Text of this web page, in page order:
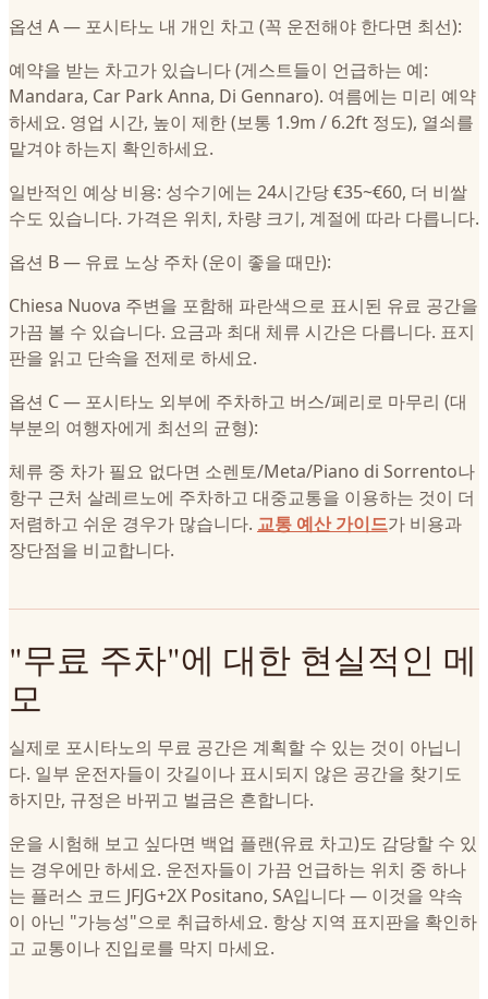
옵션 A — 포시타노 내 개인 차고 (꼭 운전해야 한다면 최선):
예약을 받는 차고가 있습니다 (게스트들이 언급하는 예:
Mandara, Car Park Anna, Di Gennaro). 여름에는 미리 예약
하세요. 영업 시간, 높이 제한 (보통 1.9m / 6.2ft 정도), 열쇠를
맡겨야 하는지 확인하세요.
일반적인 예상 비용: 성수기에는 24시간당 €35~€60, 더 비쌀
수도 있습니다. 가격은 위치, 차량 크기, 계절에 따라 다릅니다.
옵션 B — 유료 노상 주차 (운이 좋을 때만):
Chiesa Nuova 주변을 포함해 파란색으로 표시된 유료 공간을
가끔 볼 수 있습니다. 요금과 최대 체류 시간은 다릅니다. 표지
판을 읽고 단속을 전제로 하세요.
옵션 C — 포시타노 외부에 주차하고 버스/페리로 마무리 (대
부분의 여행자에게 최선의 균형):
체류 중 차가 필요 없다면 소렌토/Meta/Piano di Sorrento나
항구 근처 살레르노에 주차하고 대중교통을 이용하는 것이 더
저렴하고 쉬운 경우가 많습니다. 교통 예산 가이드가 비용과
장단점을 비교합니다.
"무료 주차"에 대한 현실적인 메
모
실제로 포시타노의 무료 공간은 계획할 수 있는 것이 아닙니
다. 일부 운전자들이 갓길이나 표시되지 않은 공간을 찾기도
하지만, 규정은 바뀌고 벌금은 흔합니다.
운을 시험해 보고 싶다면 백업 플랜(유료 차고)도 감당할 수 있
는 경우에만 하세요. 운전자들이 가끔 언급하는 위치 중 하나
는 플러스 코드 JFJG+2X Positano, SA입니다 — 이것을 약속
이 아닌 "가능성"으로 취급하세요. 항상 지역 표지판을 확인하
고 교통이나 진입로를 막지 마세요.